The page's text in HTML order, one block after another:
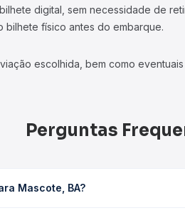
digital, sem necessidade de
bilhete físico antes do embarque.
escolhida, bem como
Perguntas
Mascote, BA?